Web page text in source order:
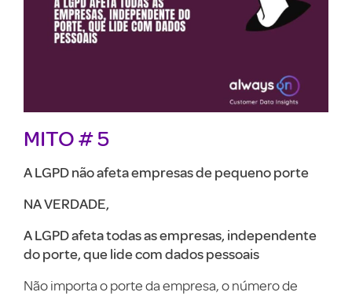
MITO# 5
A LGPD não afeta empresas de pequeno porte
NA VERDADE,
A LGPD afeta todas as empresas, independente
do porte, que lide com dados pessoais
Não importa o porte da empresa, o número de